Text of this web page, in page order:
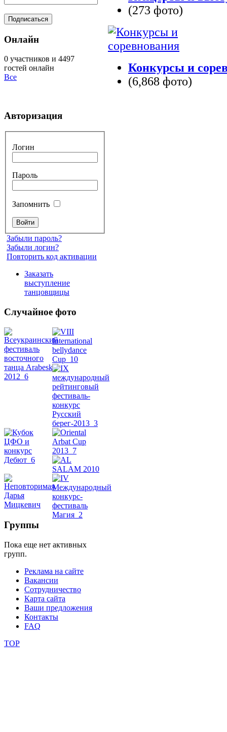
(273 фото)
Конкурсы и
(6,868 фото)
Онлайн
0 участников и 4497
гостей онлайн
Все
Авторизация
Логин
Пароль
Запомнить
Забыли пароль?
Забыли логин?
Повторить код активации
Заказать
выступление
танцовщицы
Случайное фото
Группы
Пока еще нет активных
групп.
Реклама на сайте
Вакансии
Сотрудничество
Карта сайта
Ваши предложения
Контакты
FAQ
TOP